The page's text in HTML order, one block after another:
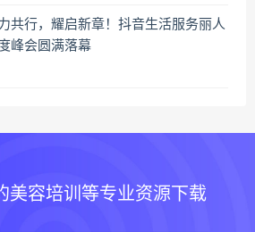
共行，耀启新章！抖音生活服务丽人
峰会圆满落幕
美容培训等专业资源下载